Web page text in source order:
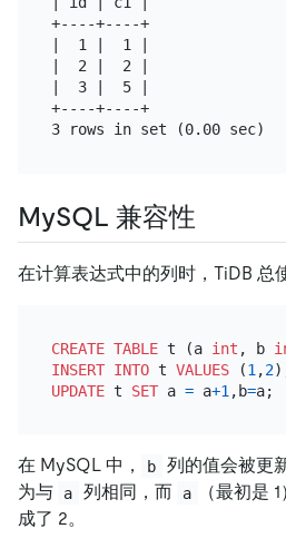
+----+----+
|  1 |  1 |
|  2 |  2 |
|  3 |  5 |
+----+----+
MySQL 兼容性
在计算表达式中的列时，TiDB 总
CREATE TABLE t (a int , b
INSERT INTO t VALUES (1 ,2
UPDATE t SET a = a+1 ,b=
在 MySQL 中， b 列的值会被更
为与
a 列相同，而 a
（最初是
成了 2。